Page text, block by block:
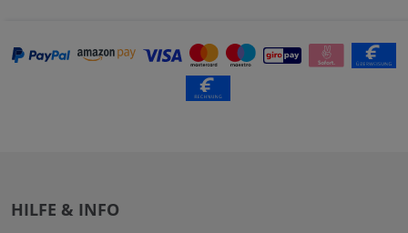
HILFE & INFO